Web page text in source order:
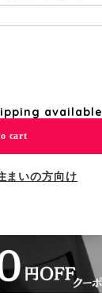
available
cart
まいの方向け